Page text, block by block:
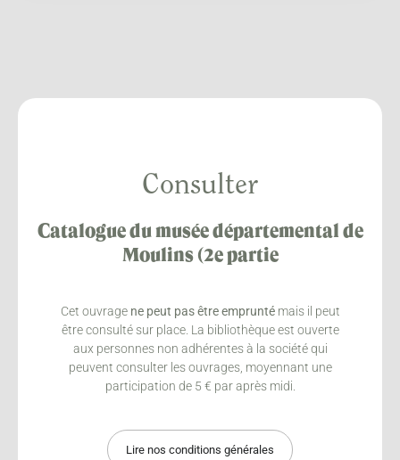
Consulter
Catalogue du musée départemental de
Moulins (2e partie
Cet ouvrage ne peut pas être empruntémais il peut
être consulté sur place. La bibliothèque est ouverte
aux personnes non adhérentes à la société qui
peuvent consulter les ouvrages, moyennant une
participation de 5 € par après midi.
Lire nos conditions générales